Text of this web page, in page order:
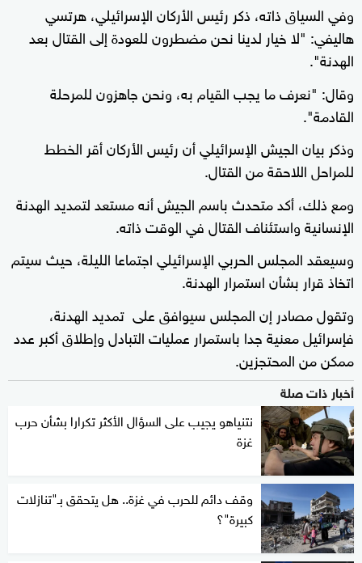
وفي السياق ذاته، ذكر رئيس الأركان الإسرائيلي، هرتسي
هاليفي: "لا خيار لدينا نحن مضطرون للعودة إلى القتال بعد
الهدنة".
وقال: "نعرف ما يجب القيام به، ونحن جاهزون للمرحلة
القادمة".
وذكر بيان الجيش الإسرائيلي أن رئيس الأركان أقر الخطط
للمراحل اللاحقة من القتال.
ومع ذلك، أكد متحدث باسم الجيش أنه مستعد لتمديد الهدنة
الإنسانية واستئناف القتال في الوقت ذاته.
وسيعقد المجلس الحربي الإسرائيلي اجتماعا الليلة، حيث سيتم
اتخاذ قرار بشأن استمرار الهدنة.
وتقول مصادر إن المجلس سيوافق على تمديد الهدنة،
فإسرائيل معنية جدا باستمرار عمليات التبادل وإطلاق أكبر عدد
ممكن من المحتجزين.
أخبار ذات صلة
نتنياهو يجيب على السؤال الأكثر تكرارا بشأن حرب
غزة
وقف دائم للحرب في غزة.. هل يتحقق بـ"تنازلات
كبيرة"؟